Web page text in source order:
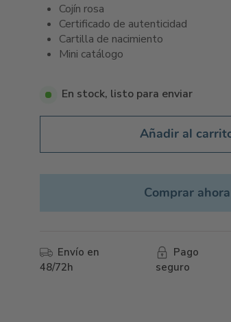
Cojín rosa
Certificado de autenticidad
Cartilla de nacimiento
Mini catálogo
En stock, listo para enviar
Añadir al
Comprar ahora
Envío en
48/72h
Pago
seguro